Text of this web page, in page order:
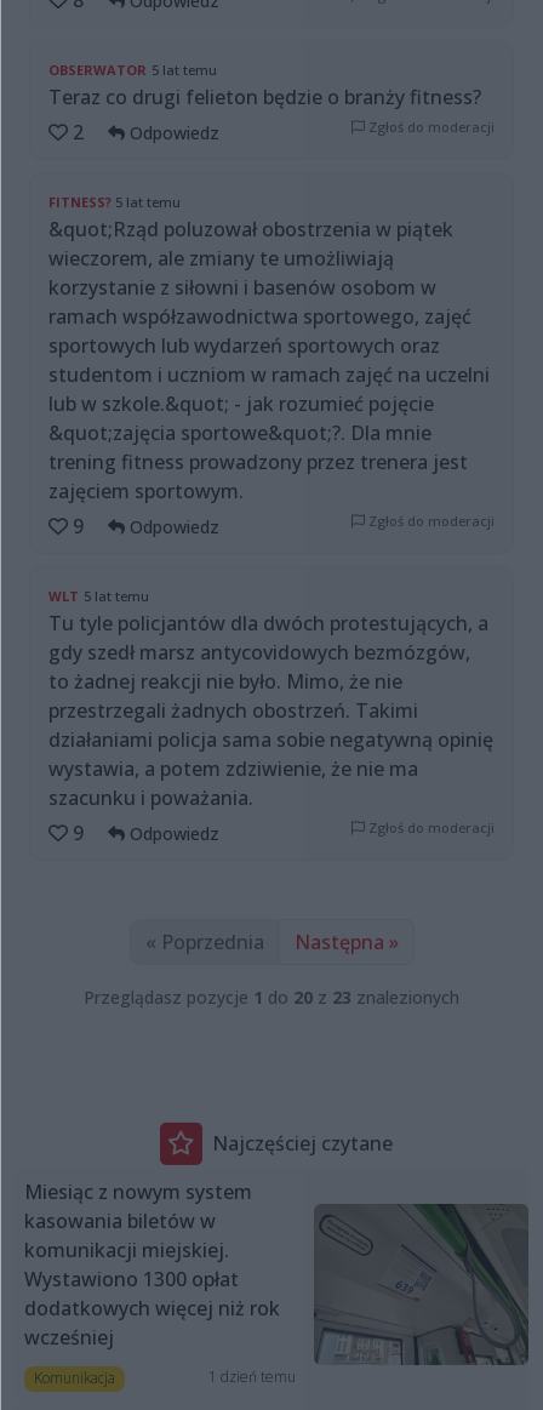
OBSERWATOR 5 lat temu
Teraz co drugi felieton będzie o branży fitness?
2
Odpowiedz Zgłoś do moderacji
FITNESS? 5 lat temu
&quot;Rząd poluzował obostrzenia w piątek
wieczorem, ale zmiany te umożliwiają
korzystanie z siłowni i basenów osobom w
ramach współzawodnictwa sportowego, zajęć
sportowych lub wydarzeń sportowych oraz
studentom i uczniom w ramach zajęć na uczelni
lub w szkole.&quot; - jak rozumieć pojęcie
&quot;zajęcia sportowe&quot;?. Dla mnie
trening fitness prowadzony przez trenera jest
zajęciem sportowym.
9
Odpowiedz Zgłoś do moderacji
WLT 5 lat temu
Tu tyle policjantów dla dwóch protestujących, a
gdy szedł marsz antycovidowych bezmózgów,
to żadnej reakcji nie było. Mimo, że nie
przestrzegali żadnych obostrzeń. Takimi
działaniami policja sama sobie negatywną opinię
wystawia, a potem zdziwienie, że nie ma
szacunku i poważania.
9
Odpowiedz Zgłoś do moderacji
« Poprzednia Następna »
Przeglądasz pozycje 1 do 20 z 23 znalezionych
Najczęściej czytane
Miesiąc z nowym system
kasowania biletów w
komunikacji miejskiej.
Wystawiono 1300 opłat
dodatkowych więcej niż rok
wcześniej
Komunikacja 1 dzień temu